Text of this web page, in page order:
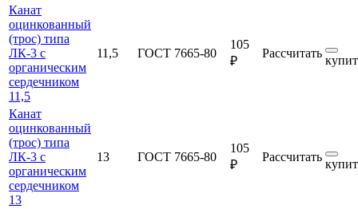
Канат
оцинкованный
(трос) типа
ЛК-3 с
органическим
сердечником
11,5
11,5 ГОСТ 7665-80
105
₽
Рассчитать
Канат
оцинкованный
(трос) типа
ЛК-3 с
органическим
сердечником
13
13 ГОСТ 7665-80
105
₽
Рассчитать